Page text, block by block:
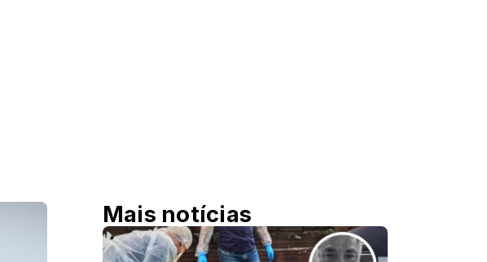
Mais notícias